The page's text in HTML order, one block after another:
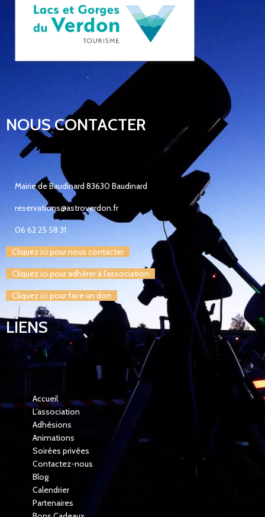
NOUS CONTACTER
Mairie de Baudinard 83630 Baudinard
reservations@astroverdon.fr
06 62 25 58 31
Cliquez ici pour nous contacter
Cliquez ici pour adhérer à l'association
Cliquez ici pour faire un don
LIENS
Accueil
L’association
Adhésions
Animations
Soirées privées
Contactez-nous
Blog
Calendrier
Partenaires